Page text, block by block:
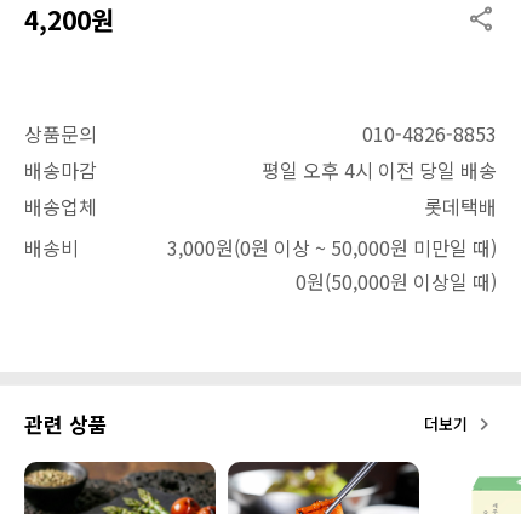
4,200원
상품문의
010-4826-8853
배송마감
평일 오후 4시 이전 당일 배송
배송업체
롯데택배
배송비
3,000원(0원 이상 ~ 50,000원 미만일 때)
0원(50,000원 이상일 때)
관련 상품 더보기